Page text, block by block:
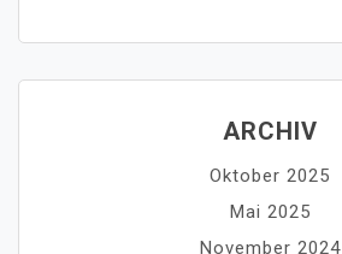
ARCHIV
Oktober 2025
Mai 2025
November 2024